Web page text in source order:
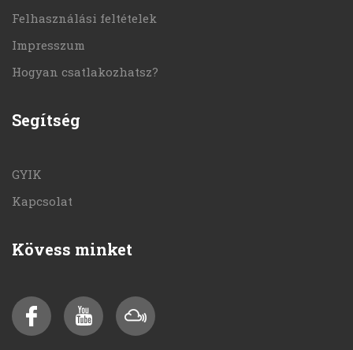
Felhasználási feltételek
Impresszum
Hogyan csatlakozhatsz?
Segítség
GYIK
Kapcsolat
Kövess minket